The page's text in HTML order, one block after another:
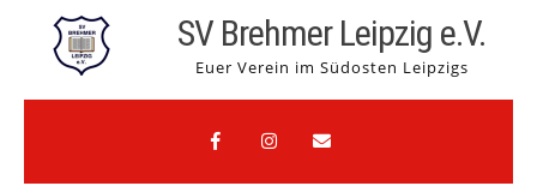
content
SV Brehmer Leipzig e.V.
Euer Verein im Südosten Leipzigs